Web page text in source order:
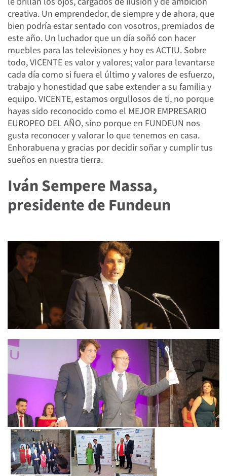
creativa. Un emprendedor, de siempre y de ahora, que
bien podría estar sentado con vosotros, premiados de
este año. Un luchador que un día soñó con hacer
muebles para las televisiones y hoy es ACTIU. Sobre
todo, VICENTE es valor y valores; valor para levantarse
cada día como si fuera el último y valores de esfuerzo,
trabajo y honestidad que sabe extender a su familia y
equipo. VICENTE, estamos orgullosos de ti, no porque
hayas sido reconocido como el MEJOR EMPRESARIO
EUROPEO DEL AÑO, sino porque en FUNDEUN nos
gusta reconocer y valorar lo que tenemos en casa.
Enhorabuena y gracias por decidir soñar y cumplir tus
sueños en nuestra tierra.
Iván Sempere Massa,
presidente de Fundeun